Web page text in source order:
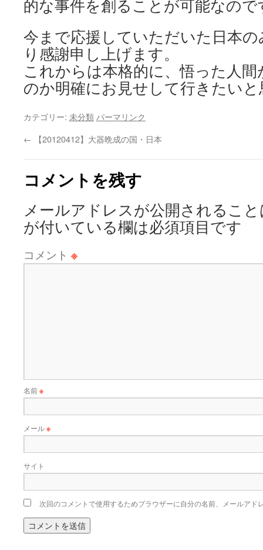
的な事件を創ることが可能なので
今まで応援していただいた日本
り感謝申し上げます。
これからは本格的に、悟った人
のか明確にお見せして行きたい
カテゴリー: 未分類 パーマリンク
← 【20120412】大器晩成の国・日本
コメントを残す
メールアドレスが公開されるこ
が付いている欄は必須項目です
コメント ※
名前※
メール※
サイト
次回のコメントで使用するためブラウザーに自分の名前、メールアド